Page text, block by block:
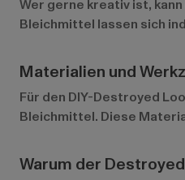
Wer gerne kreativ ist,
Bleichmittel lassen sich
Materialien und
Für den DIY-Destroyed
Bleichmittel. Diese
Warum der